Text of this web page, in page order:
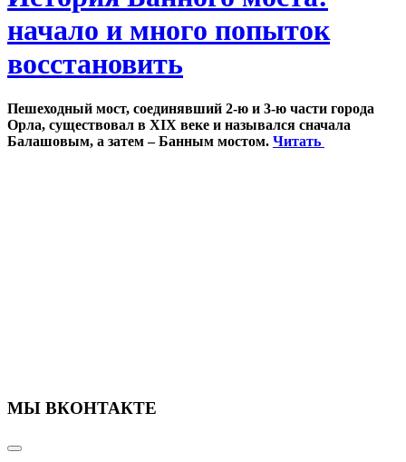
начало и много попыток
восстановить
Пешеходный мост, соединявший 2-ю и 3-ю части города
Орла, существовал в XIX веке и назывался сначала
Балашовым, а затем – Банным мостом. Читать
МЫ ВКОНТАКТЕ